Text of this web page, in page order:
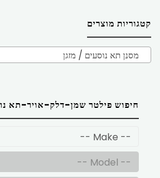
קטגוריות מוצרים
מסנן תא נוסעים / מזגן
חיפוש פילטר שמן-דלק-אויר-תא